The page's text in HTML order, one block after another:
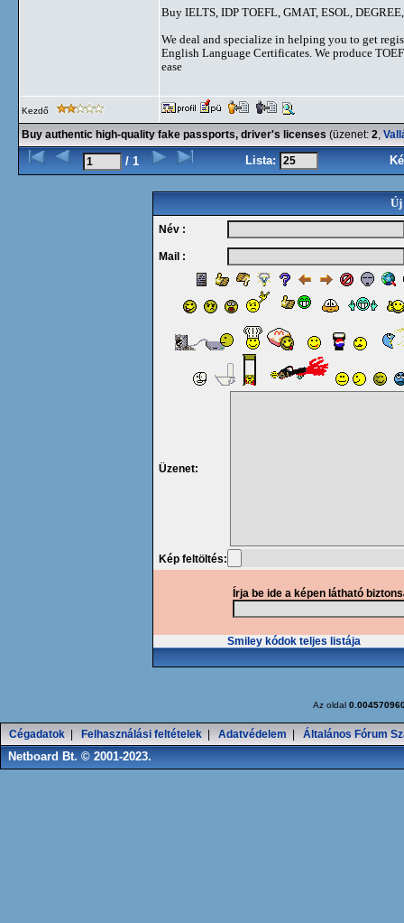
Buy IELTS, IDP TOEFL, GMAT, ESOL,
We deal and specialize in helping you to get
English Language Certificates. We produce
ease
Kezdő
Buy authentic high-quality fake passports, driver's licenses (üzenet: 2,
/ 1 Lista:
Új
Név :
Mail :
Üzenet:
Kép feltöltés:
Írja be ide a képen látható
Smiley kódok teljes listája
Az oldal
Cégadatok Felhasználási feltételek Adatvédelem Általános Fórum
Netboard Bt. © 2001-2023.